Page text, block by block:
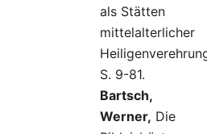
als Stätten
mittelalterlicher
S. 9-81.
Bartsch,
Werner, Die